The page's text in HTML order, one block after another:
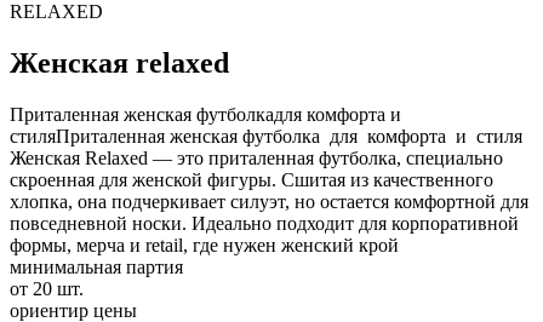
RELAXED
Женская relaxed
Приталенная женская футболкадля комфорта и
стиляПриталенная женская футболка для комфорта и стиля
Женская Relaxed — это приталенная футболка, специально
скроенная для женской фигуры. Сшитая из качественного
хлопка, она подчеркивает силуэт, но остается комфортной для
повседневной носки. Идеально подходит для корпоративной
формы, мерча и retail, где нужен женский крой
минимальная партия
от 20 шт.
ориентир цены